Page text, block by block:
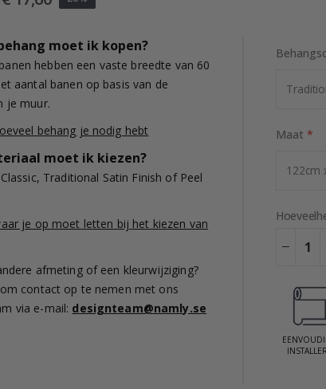
moet ik kopen?
hebben een vaste breedte van 60
aantal banen op basis van de
je muur.
behang je nodig hebt
moet ik kiezen?
Traditional Satin Finish of Peel
je op moet letten bij het kiezen van
afmeting of een kleurwijziging?
contact op te nemen met ons
via e-mail: designteam@namly.se
Maat